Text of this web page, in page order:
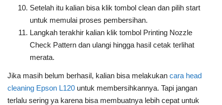
Setelah itu kalian bisa klik tombol clean dan pilih start
untuk memulai proses pembersihan.
Langkah terakhir kalian klik tombol Printing Nozzle
Check Pattern dan ulangi hingga hasil cetak terlihat
merata.
Jika masih belum berhasil, kalian bisa melakukan cara head
cleaning Epson L120 untuk membersihkannya. Tapi jangan
terlalu sering ya karena bisa membuatnya lebih cepat untuk